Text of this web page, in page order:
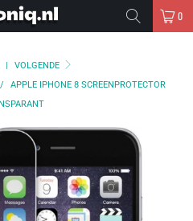
0
|
VOLGENDE
/
APPLE IPHONE 8 SCREENPROTECTOR